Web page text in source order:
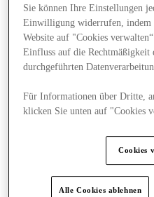
Angebote
Sie können Ihre Einstellungen
Einwilligung widerrufen, indem
Website auf "Cookies
Einfluss auf die Rechtmäßigkeit
durchgeführten
Für Informationen über Dritte,
klicken Sie unten auf "Cookies
Cookies
Alle Cookies ablehnen